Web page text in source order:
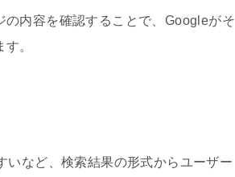
内容を確認することで、Googleがそ
。
いなど、検索結果の形式からユーザー